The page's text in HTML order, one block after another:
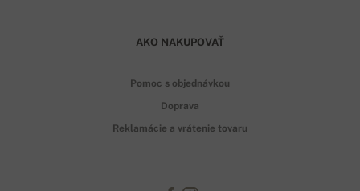
AKO NAKUPOVAŤ
Pomoc s objednávkou
Doprava
Reklamácie a vrátenie tovaru